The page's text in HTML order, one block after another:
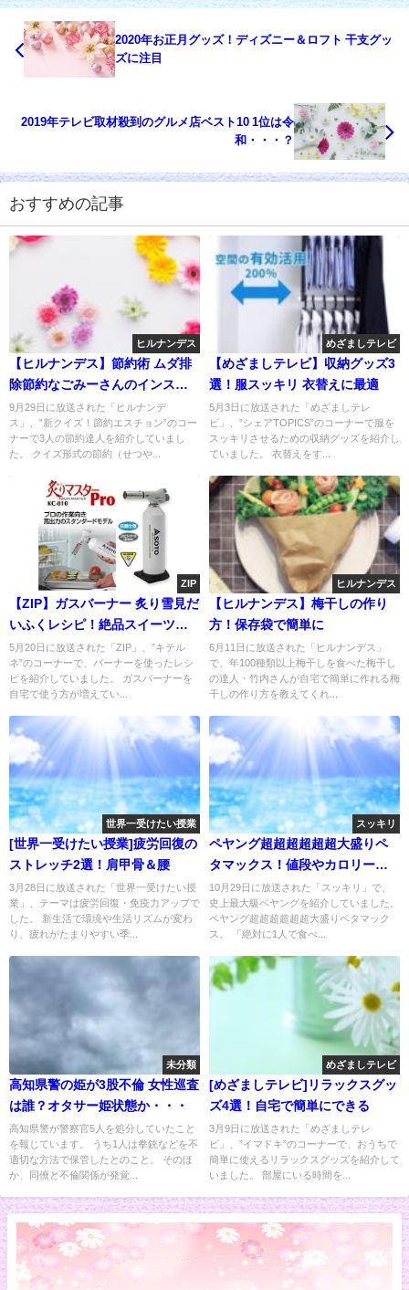
2020年お正月グッズ！ディズニー＆ロフト 干支グッ
ズに注目
2019年テレビ取材殺到のグルメ店ベスト10 1位は令
和・・・？
おすすめの記事
ヒルナンデス
【ヒルナンデス】節約術 ムダ排
除節約なごみーさんのインスタ
は？
9月29日に放送された「ヒルナンデ
ス」、”新クイズ！節約エスチョン”のコー
ナーで3人の節約達人を紹介していまし
た。 クイズ形式の節約（せつや...
めざましテレビ
【めざましテレビ】収納グッズ3
選！服スッキリ 衣替えに最適
5月3日に放送された「めざましテレ
ビ」、”シェアTOPICS”のコーナーで服を
スッキリさせるための収納グッズを紹介し
ていました。 衣替えをす...
ZIP
【ZIP】ガスバーナー 炙り雪見だ
いふくレシピ！絶品スイーツに
大変身
5月20日に放送された「ZIP」、”キテル
ネ”のコーナーで、バーナーを使ったレシ
ピを紹介していました。 ガスバーナーを
自宅で使う方が増えてい...
ヒルナンデス
【ヒルナンデス】梅干しの作り
方！保存袋で簡単に
6月11日に放送された「ヒルナンデス」
で、年100種類以上梅干しを食べた梅干し
の達人・竹内さんが自宅で簡単に作れる梅
干しの作り方を教えてくれ...
世界一受けたい授業
[世界一受けたい授業]疲労回復の
ストレッチ2選！肩甲骨＆腰
3月28日に放送された「世界一受けたい授
業」、テーマは疲労回復・免疫力アップで
した。 新生活で環境や生活リズムが変わ
り、疲れがたまりやすい季...
スッキリ
ペヤング超超超超超超大盛りペ
タマックス！値段やカロリー
は？
10月29日に放送された「スッキリ」で、
史上最大級ペヤングを紹介していました。
ペヤング超超超超超超大盛りペタマック
ス。 「絶対に1人で食べ...
未分類
高知県警の姫が3股不倫 女性巡査
は誰？オタサー姫状態か・・・
高知県警が警察官5人を処分していたこと
を報じています。 うち1人は拳銃などを不
適切な方法で保管したとのこと。 そのほ
か、同僚と不倫関係が発覚...
めざましテレビ
[めざましテレビ]リラックスグッ
ズ4選！自宅で簡単にできる
3月9日に放送された「めざましテレ
ビ」、”イマドキ”のコーナーで、おうちで
簡単に使えるリラックスグッズを紹介して
いました。 部屋にいる時間を...